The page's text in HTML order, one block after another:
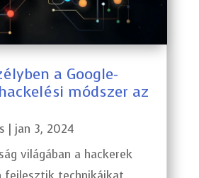
a Google-
módszer az
| jan 3, 2024
világában a hackerek